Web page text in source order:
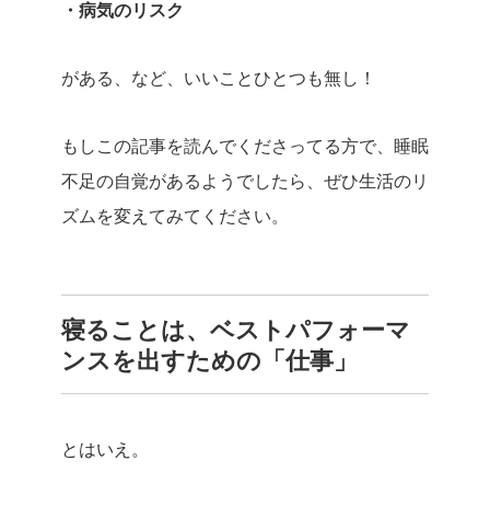
・病気のリスク
がある、など、いいことひとつも無し！
もしこの記事を読んでくださってる方で、睡眠
不足の自覚があるようでしたら、ぜひ生活のリ
ズムを変えてみてください。
寝ることは、ベストパフォーマ
ンスを出すための「仕事」
とはいえ。